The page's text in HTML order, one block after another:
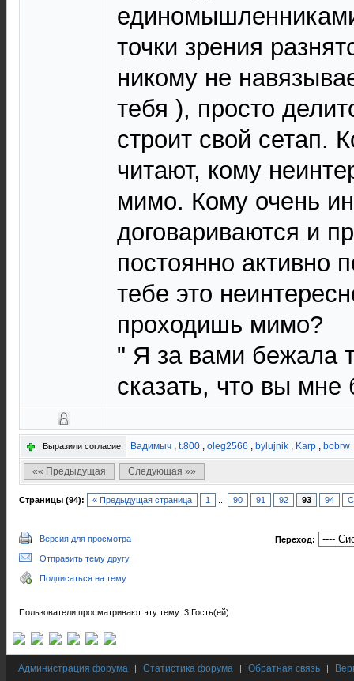
точки зрения
никому не
тебя ), просто
строит свой сетап.
читают, кому
мимо. Кому очень
договариваются и
постоянно активно
тебе это
проходишь мимо?
" Я за вами бежала
сказать, что вы мне
Выразили согласие: Вадимыч , t.800 , oleg2566 , bylujnik , Karp , bobrw
«« Предыдущая Следующая »»
Страницы (94): « Предыдущая страница 1 90 91 92 93 94
Версия для просмотра
Отправить тему другу
Подписаться на тему
Переход:
Пользователи просматривают эту тему: 3 Гость(ей)
Администрация форума | Статистика форума | Обратная связь |